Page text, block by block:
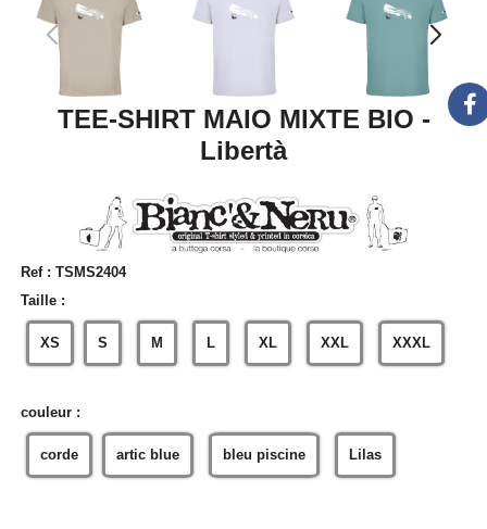
TEE-SHIRT MAIO MIXTE BIO -
Libertà
Ref : TSMS2404
Taille :
XS S M L XL XXL XXXL
couleur :
corde artic blue bleu piscine Lilas